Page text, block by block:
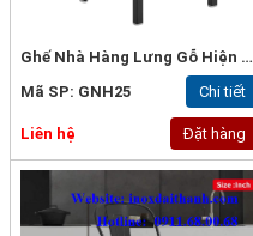
Ghế Nhà Hàng Lưng Gỗ Hiện Đại
Mã SP: GNH25
Chi tiết
Liên hệ Đặt hàng